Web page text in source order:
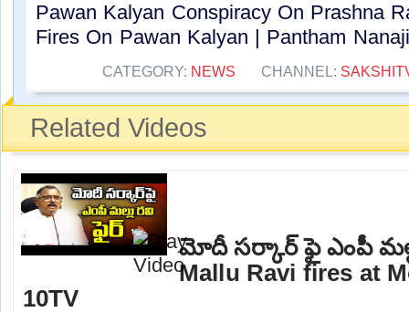
Pawan Kalyan Conspiracy On Prashna
Fires On Pawan Kalyan | Pantham
CATEGORY: NEWS CHANNEL:
Related Videos
మోదీ సర్కార్ ఫై ఎంపీ
Mallu Ravi fires at
10TV